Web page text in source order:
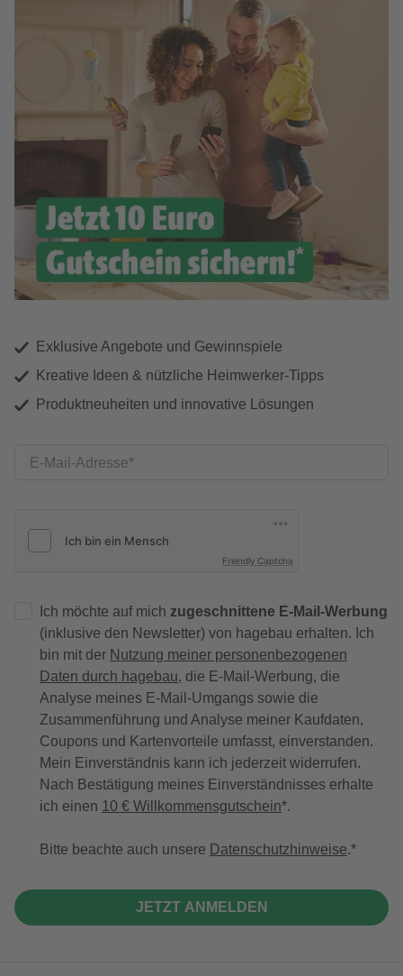
Exklusive Angebote und Gewinnspiele
Kreative Ideen & nützliche Heimwerker-Tipps
Produktneuheiten und innovative Lösungen
E-Mail-Adresse
Friendly Captcha
Ich möchte auf mich zugeschnittene E-Mail-Werbung
(inklusive den Newsletter) von hagebau erhalten. Ich
bin mit der Nutzung meiner personenbezogenen
Daten durch hagebau, die E-Mail-Werbung, die
Analyse meines E-Mail-Umgangs sowie die
Zusammenführung und Analyse meiner Kaufdaten,
Coupons und Kartenvorteile umfasst, einverstanden.
Mein Einverständnis kann ich jederzeit widerrufen.
Nach Bestätigung meines Einverständnisses erhalte
ich einen 10 € Willkommensgutschein*.
Bitte beachte auch unsere Datenschutzhinweise.
JETZT ANMELDEN